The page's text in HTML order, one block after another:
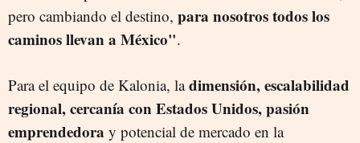
pero cambiando el destino, para nosotros todos los
caminos llevan a México".
Para el equipo de Kalonia, ladimensión, escalabilidad
regional, cercanía con Estados Unidos, pasión
emprendedora y potencial de mercado en la